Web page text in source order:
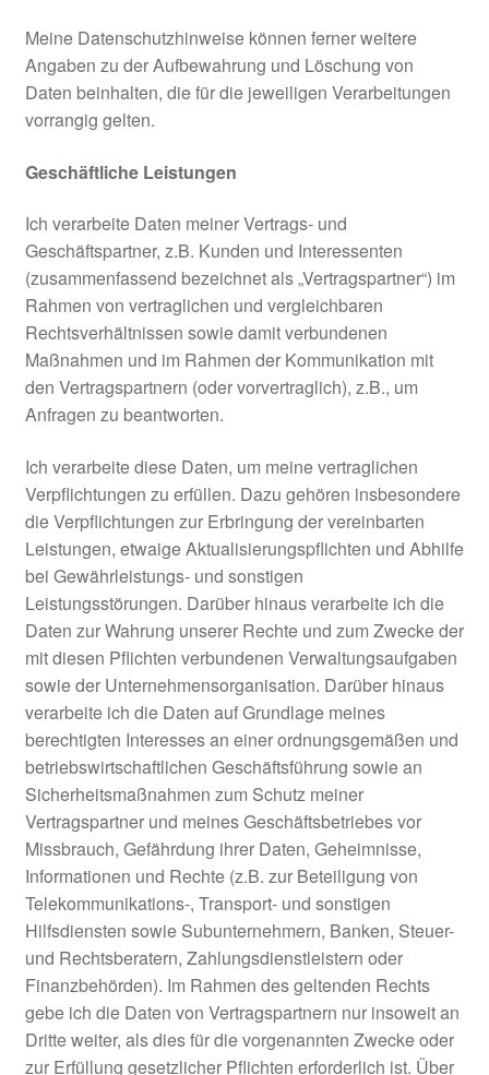
Meine Datenschutzhinweise können ferner weitere
Angaben zu der Aufbewahrung und Löschung von
Daten beinhalten, die für die jeweiligen Verarbeitungen
vorrangig gelten.
Geschäftliche Leistungen
Ich verarbeite Daten meiner Vertrags- und
Geschäftspartner, z.B. Kunden und Interessenten
(zusammenfassend bezeichnet als „Vertragspartner“) im
Rahmen von vertraglichen und vergleichbaren
Rechtsverhältnissen sowie damit verbundenen
Maßnahmen und im Rahmen der Kommunikation mit
den Vertragspartnern (oder vorvertraglich), z.B., um
Anfragen zu beantworten.
Ich verarbeite diese Daten, um meine vertraglichen
Verpflichtungen zu erfüllen. Dazu gehören insbesondere
die Verpflichtungen zur Erbringung der vereinbarten
Leistungen, etwaige Aktualisierungspflichten und Abhilfe
bei Gewährleistungs- und sonstigen
Leistungsstörungen. Darüber hinaus verarbeite ich die
Daten zur Wahrung unserer Rechte und zum Zwecke der
mit diesen Pflichten verbundenen Verwaltungsaufgaben
sowie der Unternehmensorganisation. Darüber hinaus
verarbeite ich die Daten auf Grundlage meines
berechtigten Interesses an einer ordnungsgemäßen und
betriebswirtschaftlichen Geschäftsführung sowie an
Sicherheitsmaßnahmen zum Schutz meiner
Vertragspartner und meines Geschäftsbetriebes vor
Missbrauch, Gefährdung ihrer Daten, Geheimnisse,
Informationen und Rechte (z.B. zur Beteiligung von
Telekommunikations-, Transport- und sonstigen
Hilfsdiensten sowie Subunternehmern, Banken, Steuer-
und Rechtsberatern, Zahlungsdienstleistern oder
Finanzbehörden). Im Rahmen des geltenden Rechts
gebe ich die Daten von Vertragspartnern nur insoweit an
Dritte weiter, als dies für die vorgenannten Zwecke oder
zur Erfüllung gesetzlicher Pflichten erforderlich ist. Über